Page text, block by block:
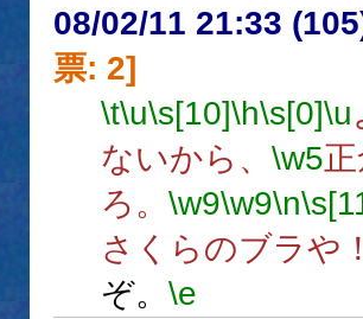
08/02/11 21:33
票: 2]
\t\u\s[10]\h\s[0]\u
ないから、 \w5
ろ。 \w9\w9\n
さくらのブラや
ぞ。 \e